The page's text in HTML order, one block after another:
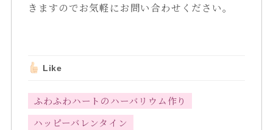
きますのでお気軽にお問い合わせください。
Like
ふわふわハートのハーバリウム作り
ハッピーバレンタイン